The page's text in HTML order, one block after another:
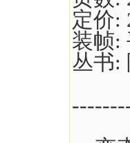
定价:
装帧:
丛书: